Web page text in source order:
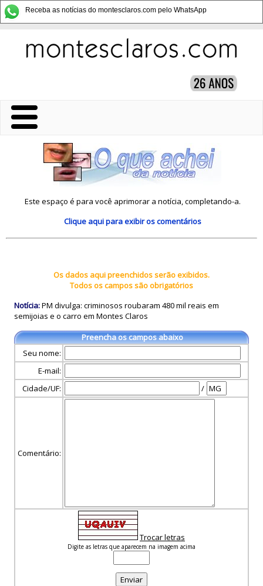
Receba as notícias do montesclaros.com pelo WhatsApp
Este espaço é para você aprimorar a notícia, completando-a.
Clique aquipara exibir os comentários
Os dados aqui preenchidos serão exibidos.
Todos os campos são obrigatórios
Notícia:PM divulga: criminosos roubaram 480 mil reais em
semijoias e o carro em Montes Claros
Preencha os campos abaixo
Seu nome:
E-mail:
Cidade/UF:
/
Comentário:
Trocar letras
Digite as letras que aparecem na imagem acima